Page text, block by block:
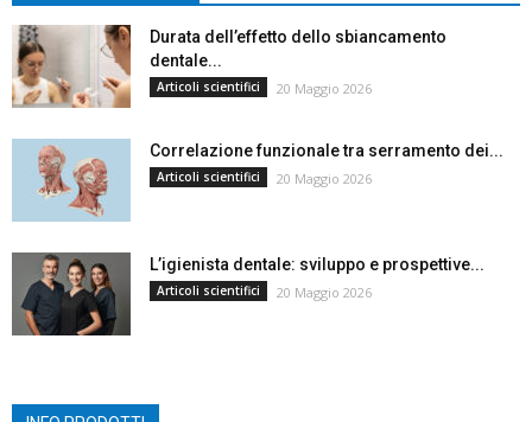
Durata dell’effetto dello sbiancamento
dentale...
Articoli scientifici 20 Maggio 2026
Correlazione funzionale tra serramento dei...
Articoli scientifici 20 Maggio 2026
L’igienista dentale: sviluppo e prospettive...
Articoli scientifici 20 Maggio 2026